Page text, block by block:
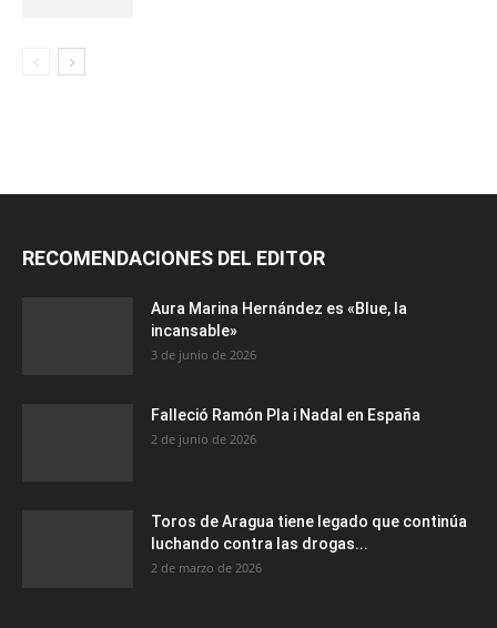
RECOMENDACIONES DEL EDITOR
Aura Marina Hernández es «Blue, la
incansable»
3 de junio de 2026
Falleció Ramón Pla i Nadal en España
2 de junio de 2026
Toros de Aragua tiene legado que continúa
luchando contra las drogas...
2 de marzo de 2026